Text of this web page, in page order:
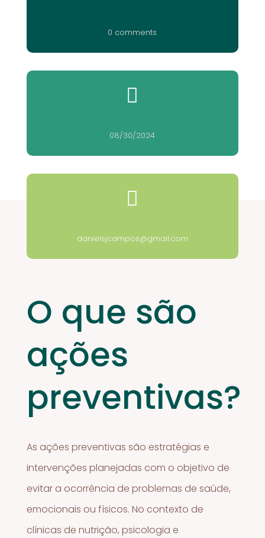
0 comments

08/30/2024

danielsjcampos@gmail.com
O que são
ações
preventivas?
As ações preventivas são estratégias e
intervenções planejadas com o objetivo de
evitar a ocorrência de problemas de saúde,
emocionais ou físicos. No contexto de
clínicas de nutrição, psicologia e